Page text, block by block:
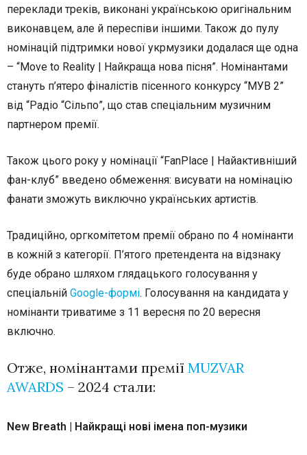
переклади треків, виконані українською оригінальним
виконавцем, але й переспіви іншими. Також до пулу
номінацій підтримки нової укрмузики додалася ще одна
– “Move to Reality | Найкраща нова пісня”. Номінантами
стануть п’ятеро фіналістів пісенного конкурсу “МУВ 2”
від “Радіо “Сільпо”, що став спеціальним музичним
партнером премії.
Також цього року у номінації “FanPlace | Найактивніший
фан-клуб” введено обмеження: висувати на номінацію
фанати зможуть виключно українських артистів.
Традиційно, оргкомітетом премії обрано по 4 номінанти
в кожній з категорії. П’ятого претендента на відзнаку
буде обрано шляхом глядацького голосування у
спеціальній Google-формі. Голосування на кандидата у
номінанти триватиме з 11 вересня по 20 вересня
включно.
Отже, номінантами премії MUZVAR
AWARDS – 2024 стали:
New Breath | Найкращі нові імена поп-музики